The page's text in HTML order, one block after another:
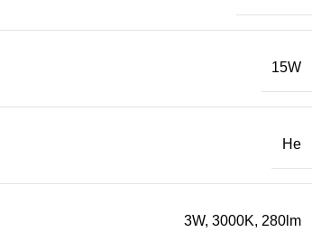
15W
Не
3W, 3000K, 280lm